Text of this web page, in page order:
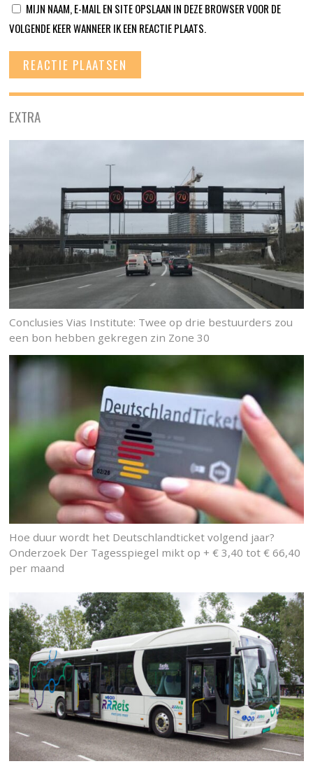
MIJN NAAM, E-MAIL EN SITE OPSLAAN IN DEZE BROWSER VOOR DE
VOLGENDE KEER WANNEER IK EEN REACTIE PLAATS.
EXTRA
Conclusies Vias Institute: Twee op drie bestuurders zou
een bon hebben gekregen zin Zone 30
Hoe duur wordt het Deutschlandticket volgend jaar?
Onderzoek Der Tagesspiegel mikt op + € 3,40 tot € 66,40
per maand